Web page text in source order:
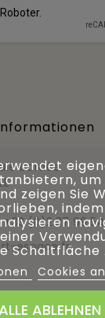
bardée
+33 (0)2 37 99
espace.fr
um
zeigen Sie
Schaltfläche
Cookies
ABLEHNEN